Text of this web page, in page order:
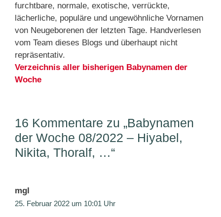
furchtbare, normale, exotische, verrückte,
lächerliche, populäre und ungewöhnliche Vornamen
von Neugeborenen der letzten Tage. Handverlesen
vom Team dieses Blogs und überhaupt nicht
repräsentativ.
Verzeichnis aller bisherigen Babynamen der
Woche
16 Kommentare zu „Babynamen
der Woche 08/2022 – Hiyabel,
Nikita, Thoralf, …“
mgl
25. Februar 2022 um 10:01 Uhr